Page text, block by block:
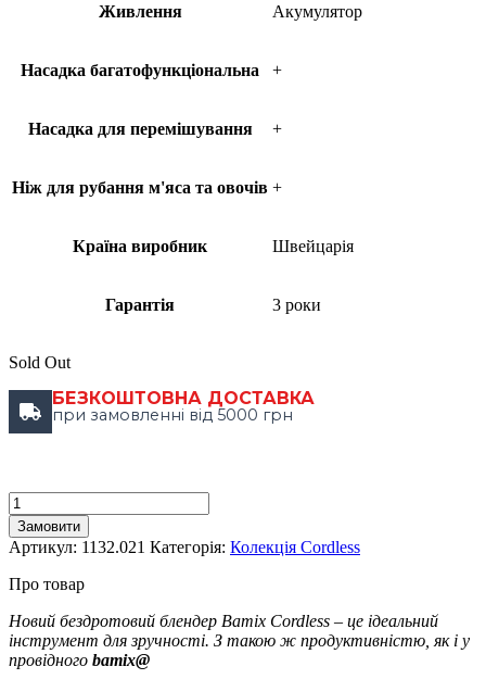
Живлення Акумулятор
Насадка багатофункціональна +
Насадка для перемішування +
Ніж для рубання м'яса та овочів +
Країна виробник Швейцарія
Гарантія 3 роки
Sold Out
БЕЗКОШТОВНА ДОСТАВКА
при замовленні від 5000 грн
Замовити
Артикул: 1132.021 Категорія: Колекція Cordless
Про товар
Новий бездротовий блендер Bamix Cordless – це ідеальний
інструмент для зручності. З такою ж продуктивністю, як і у
провідного bamix@